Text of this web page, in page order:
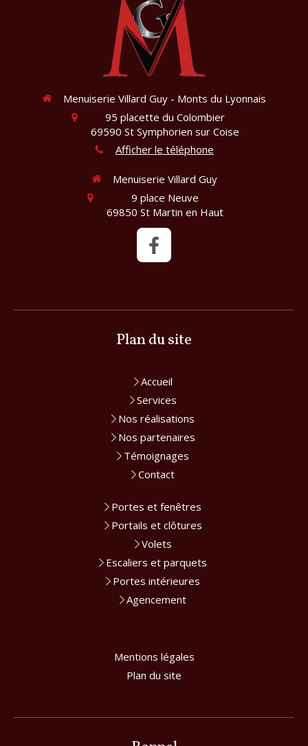
Menuiserie Villard Guy - Monts du Lyonnais
95 placette du Colombier
69590 St Symphorien sur Coise
Afficher le téléphone
Menuiserie Villard Guy
9 place Neuve
69850 St Martin en Haut
Plan du site
Accueil
Services
Nos réalisations
Nos partenaires
Témoignages
Contact
Portes et fenêtres
Portails et clôtures
Volets
Escaliers et parquets
Portes intérieures
Agencement
Mentions légales
Plan du site